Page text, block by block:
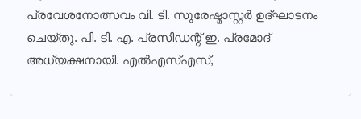
പ്രവേശനോത്സവം വി. ടി. സുരേഷ്മാസ്റ്റര്‍ ഉദ്ഘാടനം
ചെയ്തു. പി. ടി. എ. പ്രസിഡന്റ് ഇ. പ്രമോദ്
അധ്യക്ഷനായി. എല്‍എസ്എസ്,